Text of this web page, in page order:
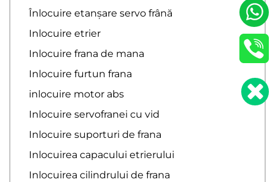
Înlocuire etanșare servo frână
Inlocuire etrier
Inlocuire frana de mana
Inlocuire furtun frana
inlocuire motor abs
Inlocuire servofranei cu vid
Inlocuire suporturi de frana
Inlocuirea capacului etrierului
Inlocuirea cilindrului de frana